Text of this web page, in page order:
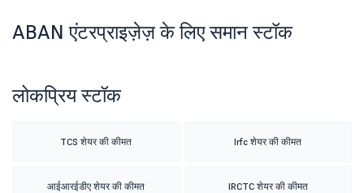
ABAN एंटरप्राइज़ेज़ के लिए समान स्टॉक
लोकप्रिय स्टॉक
TCS शेयर की कीमत Irfc शेयर की कीमत
आईआरईडीए शेयर की कीमत IRCTC शेयर की कीमत